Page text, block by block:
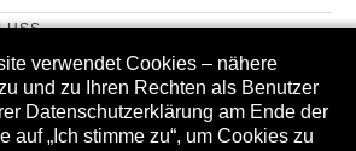
verwendet Cookies – nähere
und zu Ihren Rechten als Benutzer
Datenschutzerklärung am Ende der
auf „Ich stimme zu“, um Cookies zu